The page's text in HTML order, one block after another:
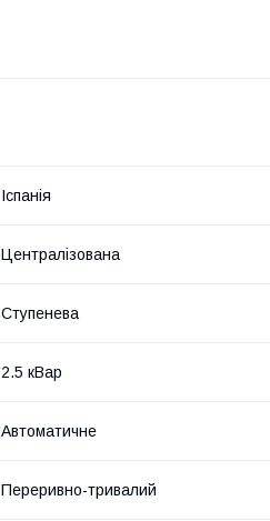
Іспанія
Централізована
Ступенева
2.5 кВар
Автоматичне
Переривно-тривалий